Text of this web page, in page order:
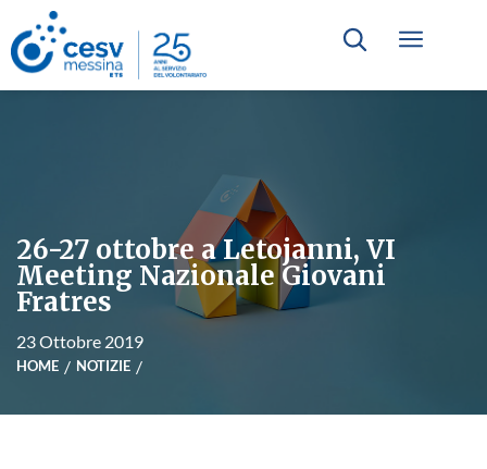
26-27 ottobre a Letojanni, VI
Meeting Nazionale Giovani
Fratres
23 Ottobre 2019
HOME NOTIZIE